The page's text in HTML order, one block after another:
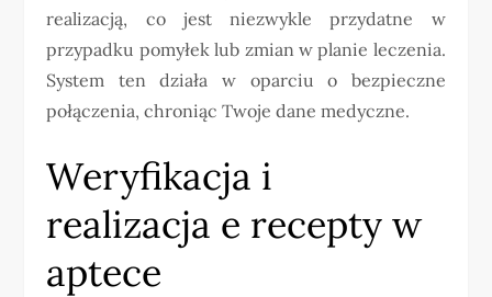
realizacją, co jest niezwykle przydatne w
przypadku pomyłek lub zmian w planie leczenia.
System ten działa w oparciu o bezpieczne
połączenia, chroniąc Twoje dane medyczne.
Weryfikacja i
realizacja e recepty w
aptece